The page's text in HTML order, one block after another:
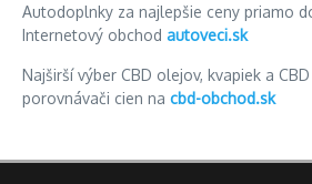
Autodoplnky za najlepšie ceny priamo
Internetový obchod autoveci.sk
Najširší výber CBD olejov, kvapiek a
porovnávači cien na cbd-obchod.sk